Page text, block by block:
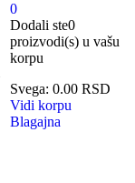
0
Dodali ste0
proizvodi(s) u vašu
korpu
Svega: 0.00RSD
Vidi korpu
Blagajna